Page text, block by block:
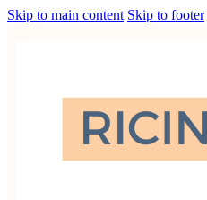
Skip to main content Skip to footer